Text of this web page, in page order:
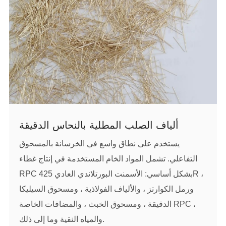
المزيدنحاسية دقيقة من الصلب
SDS-1835 0.18-0.35 مم قطر 13 ± 1 مم طول ألياف
نحاسية دقيقة من الصلب
SDS-2013 0.20 مم قطرها 13 مم طول ألياف فولاذية
دقيقة مغلفة بالنحاس
SDS-2213 0.22 مم قطرها 13 مم طول ألياف فولاذية
ألياف الصلب المطلية بالنحاس الدقيقة
يستخدم على نطاق واسع في الخرسانة بالمسحوق
التفاعلي. تشمل المواد الخام المستخدمة في إنتاج غطاء
RPC بشكل أساسي: الأسمنت البورتلاندي العادي 425R ،
ورمل الكوارتز ، والألياف الفولاذية ، ومسحوق السيليكا
الدقيقة ، ومسحوق الخبث ، والمضافات الخاصة RPC ،
والمياه النقية وما إلى ذلك.